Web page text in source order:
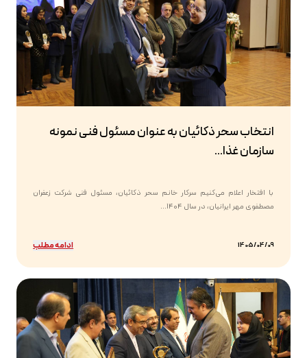
انتخاب سحر ذکائیان به عنوان مسئول فنی نمونه
سازمان غذا...
با افتخار اعلام می‌کنیم سرکار خانم سحر ذکائیان، مسئول فنی شرکت زعفران
مصطفوی مهر ایرانیان، در سال ۱۴۰۴...
1405/04/09 ادامه مطلب